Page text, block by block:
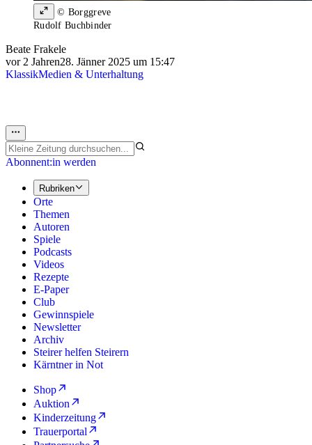
© Borggreve
Rudolf Buchbinder
Beate Frakele
vor 2 Jahren28. Jänner 2025 um 15:47
KlassikMedien & Unterhaltung
Abonnent:in werden
Rubriken
Orte
Themen
Autoren
Spiele
Podcasts
Videos
Rezepte
E-Paper
Club
Gewinnspiele
Newsletter
Archiv
Steirer helfen Steirern
Kärntner in Not
Shop
Auktion
Kinderzeitung
Trauerportal